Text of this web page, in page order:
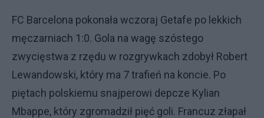
FC Barcelona pokonała wczoraj Getafe po lekkich
męczarniach 1:0. Gola na wagę szóstego
zwycięstwa z rzędu w rozgrywkach zdobył Robert
Lewandowski, który ma 7 trafień na koncie. Po
piętach polskiemu snajperowi depcze Kylian
Mbappe, który zgromadził pięć goli. Francuz złapał